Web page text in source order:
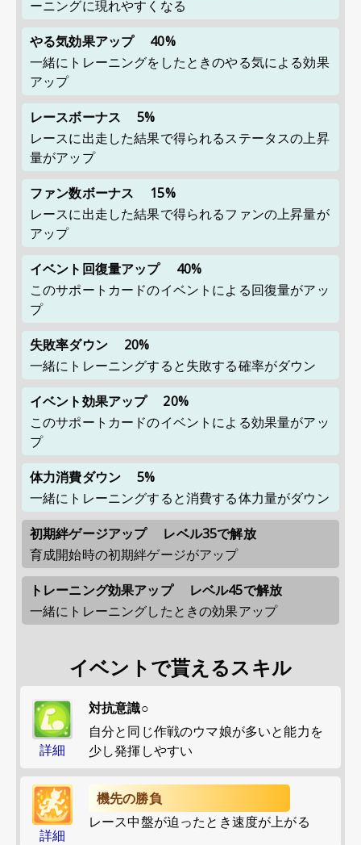
ーニングに現れやすくなる
やる気効果アップ
40%
一緒にトレーニングをしたときのやる気による効果
アップ
レースボーナス
5%
レースに出走した結果で得られるステータスの上昇
量がアップ
ファン数ボーナス
15%
レースに出走した結果で得られるファンの上昇量が
アップ
イベント回復量アップ
40%
このサポートカードのイベントによる回復量がアッ
プ
失敗率ダウン
20%
一緒にトレーニングすると失敗する確率がダウン
イベント効果アップ
20%
このサポートカードのイベントによる効果量がアッ
プ
体力消費ダウン
5%
一緒にトレーニングすると消費する体力量がダウン
初期絆ゲージアップ
レベル35で解放
育成開始時の初期絆ゲージがアップ
トレーニング効果アップ
レベル45で解放
一緒にトレーニングしたときの効果アップ
イベントで貰えるスキル
詳細
対抗意識○
自分と同じ作戦のウマ娘が多いと能力を
少し発揮しやすい
詳細
機先の勝負
レース中盤が迫ったとき速度が上がる